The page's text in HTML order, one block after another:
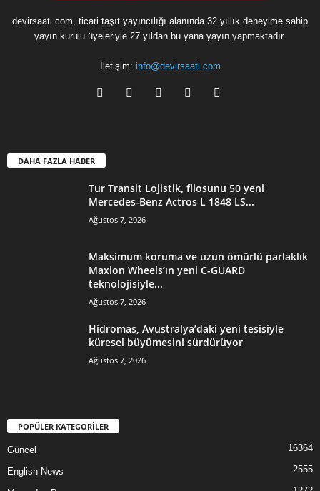
devirsaati.com, ticari taşıt yayıncılığı alanında 32 yıllık deneyime sahip
yayın kurulu üyeleriyle 27 yıldan bu yana yayın yapmaktadır.
İletişim: info@devirsaati.com
DAHA FAZLA HABER
Tur Transit Lojistik, filosunu 50 yeni
Mercedes-Benz Actros L 1848 LS...
Ağustos 7, 2026
Maksimum koruma ve uzun ömürlü parlaklık
Maxion Wheels’ın yeni C-GUARD
teknolojisiyle...
Ağustos 7, 2026
Hidromas, Avustralya’daki yeni tesisiyle
küresel büyümesini sürdürüyor
Ağustos 7, 2026
POPÜLER KATEGORİLER
Güncel 16364
English News 2555